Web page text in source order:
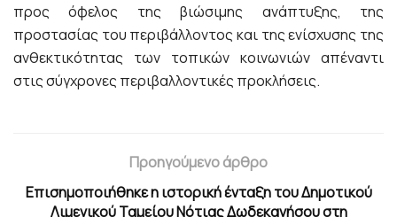
προς όφελος της βιώσιμης ανάπτυξης, της
προστασίας του περιβάλλοντος και της ενίσχυσης της
ανθεκτικότητας των τοπικών κοινωνιών απέναντι
στις σύγχρονες περιβαλλοντικές προκλήσεις.
Προηγούμενο άρθρο
Επισημοποιήθηκε η ιστορική ένταξη του Δημοτικού
Λιμενικού Ταμείου Νότιας Δωδεκανήσου στη